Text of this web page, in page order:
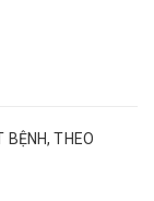
BỆNH, THEO